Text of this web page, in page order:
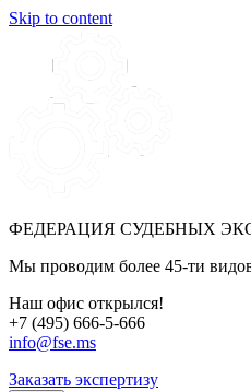
Skip to content
ФЕДЕРАЦИЯ СУДЕБНЫХ
Мы проводим более 45-ти
Наш офис открылся!
+7 (495) 666-5-666
info@fse.ms
Заказать экспертизу